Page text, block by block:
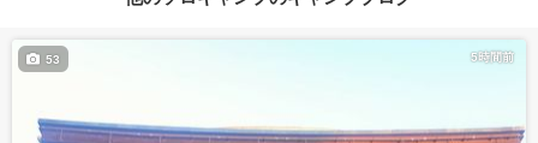
5時間前
53